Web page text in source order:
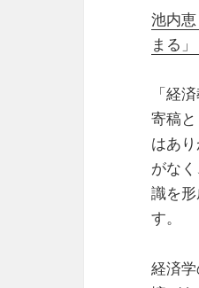
池内
まる
「経
寄稿
はあ
がな
識を
す。
経済